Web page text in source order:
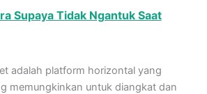
Supaya Tidak Ngantuk Saat
adalah platform horizontal yang
memungkinkan untuk diangkat dan